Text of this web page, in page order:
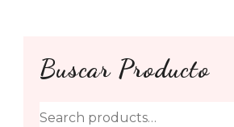
Buscar Producto
Search